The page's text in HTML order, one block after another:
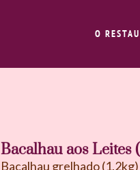
O
Bacalhau aos Leites
Bacalhau grelhado